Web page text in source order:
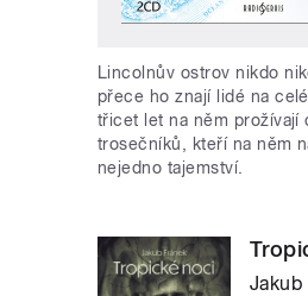
Lincolnův ostrov nikdo
přece ho znají lidé na
třicet let na něm prožívají
trosečníků, kteří na něm
nejedno tajemství.
Jakub